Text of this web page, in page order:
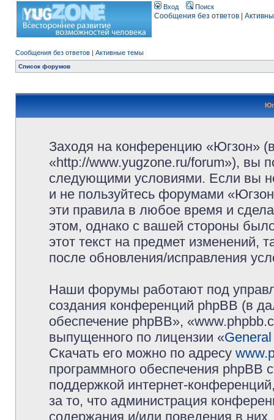
Вход Поиск
Сообщения без ответов
Сообщения без ответов | Активные темы
Список форумов
Заходя на конференцию «Югзон»
«http://www.yugzone.ru/forum»), вы
следующими условиями. Если вы
и не пользуйтесь форумами
эти правила в любое время и
этом, однако с вашей стороны
этот текст на предмет изменений,
после обновления/исправления
Наши форумы работают под
создания конференций phpBB (в
обеспечение phpBB»,
выпущенного по лицензии «
Скачать его можно по адресу
программного обеспечения phpBB
поддержкой интернет-
за то, что администрация
содержания и/или поведения в